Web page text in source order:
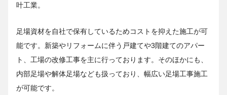
叶工業。
足場資材を自社で保有しているためコストを抑えた施工が可
能です。新築やリフォームに伴う戸建てや3階建てのアパー
ト、工場の改修工事を主に行っております。そのほかにも、
内部足場や解体足場なども扱っており、幅広い足場工事施工
が可能です。